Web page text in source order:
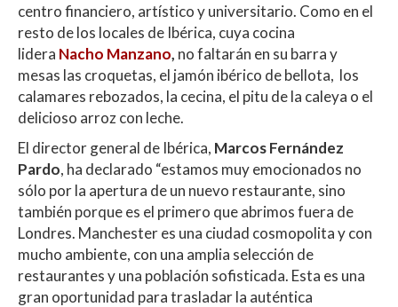
centro financiero, artístico y universitario. Como en el
resto de los locales de Ibérica, cuya cocina
lidera Nacho Manzano, no faltarán en su barra y
mesas las croquetas, el jamón ibérico de bellota, los
calamares rebozados, la cecina, el pitu de la caleya o el
delicioso arroz con leche.
El director general de Ibérica, Marcos Fernández
Pardo, ha declarado “estamos muy emocionados no
sólo por la apertura de un nuevo restaurante, sino
también porque es el primero que abrimos fuera de
Londres. Manchester es una ciudad cosmopolita y con
mucho ambiente, con una amplia selección de
restaurantes y una población sofisticada. Esta es una
gran oportunidad para trasladar la auténtica